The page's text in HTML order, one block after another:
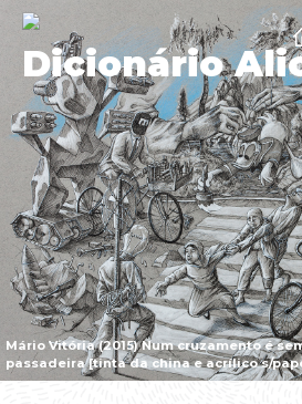
Mário Vitória (2015) Num cruzamento é
passadeira [tinta da china e acrílico s/
Dicionário